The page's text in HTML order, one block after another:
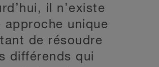
il n’existe
approche unique
de résoudre
différends qui